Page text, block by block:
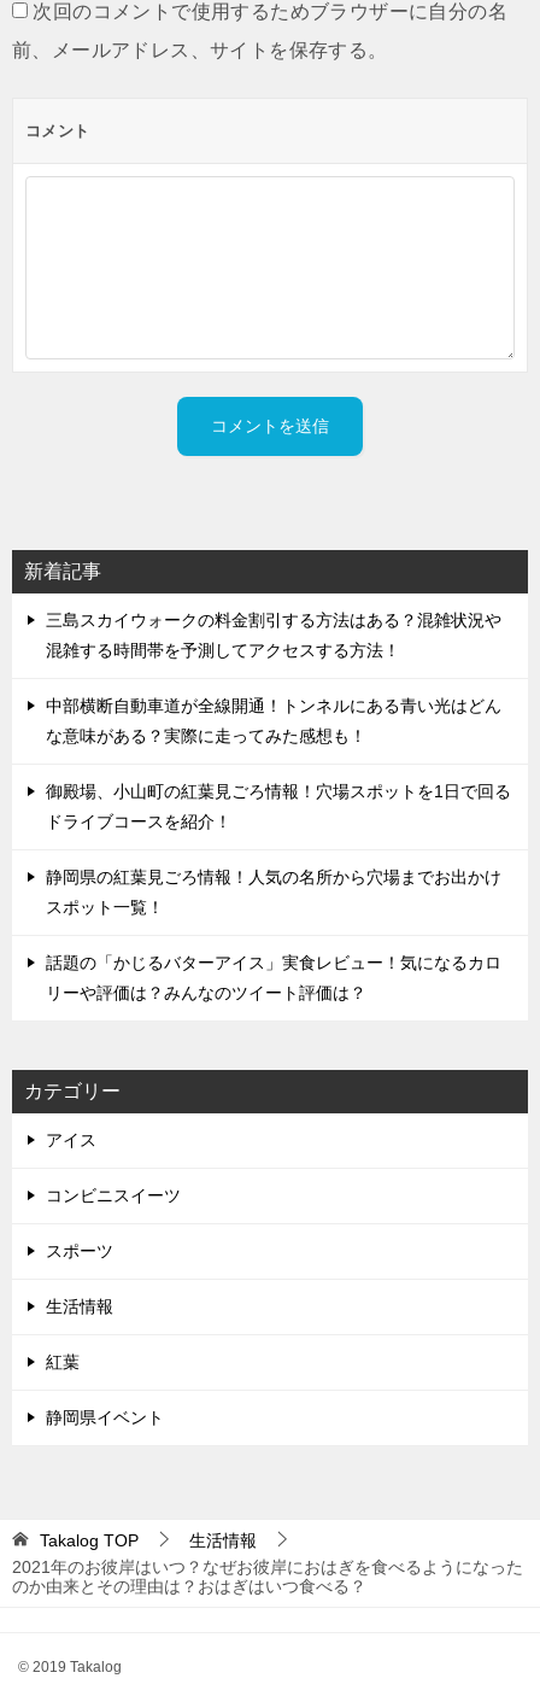
次回のコメントで使用するためブラウザーに自分の名
前、メールアドレス、サイトを保存する。
コメント
新着記事
三島スカイウォークの料金割引する方法はある？混雑状況や
混雑する時間帯を予測してアクセスする方法！
中部横断自動車道が全線開通！トンネルにある青い光はどん
な意味がある？実際に走ってみた感想も！
御殿場、小山町の紅葉見ごろ情報！穴場スポットを1日で回る
ドライブコースを紹介！
静岡県の紅葉見ごろ情報！人気の名所から穴場までお出かけ
スポット一覧！
話題の「かじるバターアイス」実食レビュー！気になるカロ
リーや評価は？みんなのツイート評価は？
カテゴリー
アイス
コンビニスイーツ
スポーツ
生活情報
紅葉
静岡県イベント
Takalog TOP
生活情報
2021年のお彼岸はいつ？なぜお彼岸におはぎを食べるようになった
のか由来とその理由は？おはぎはいつ食べる？
© 2019 Takalog